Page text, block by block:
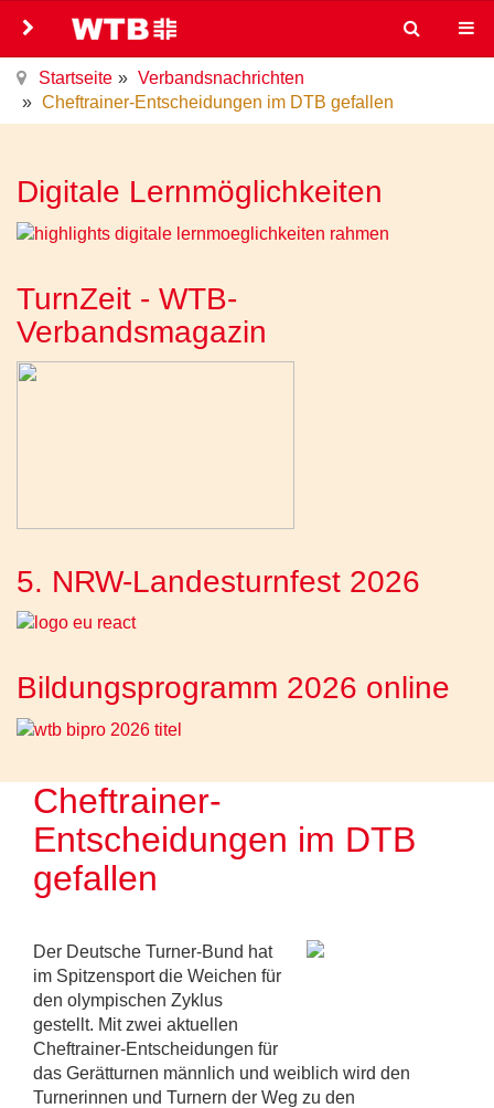
Startseite
Verbandsnachrichten
Cheftrainer-Entscheidungen im DTB gefallen
Digitale Lernmöglichkeiten
TurnZeit - WTB-
Verbandsmagazin
5. NRW-Landesturnfest 2026
Bildungsprogramm 2026 online
Cheftrainer-
Entscheidungen im DTB
gefallen
Der Deutsche Turner-Bund hat
im Spitzensport die Weichen für
den olympischen Zyklus
gestellt. Mit zwei aktuellen
Cheftrainer-Entscheidungen für
das Gerätturnen männlich und weiblich wird den
Turnerinnen und Turnern der Weg zu den